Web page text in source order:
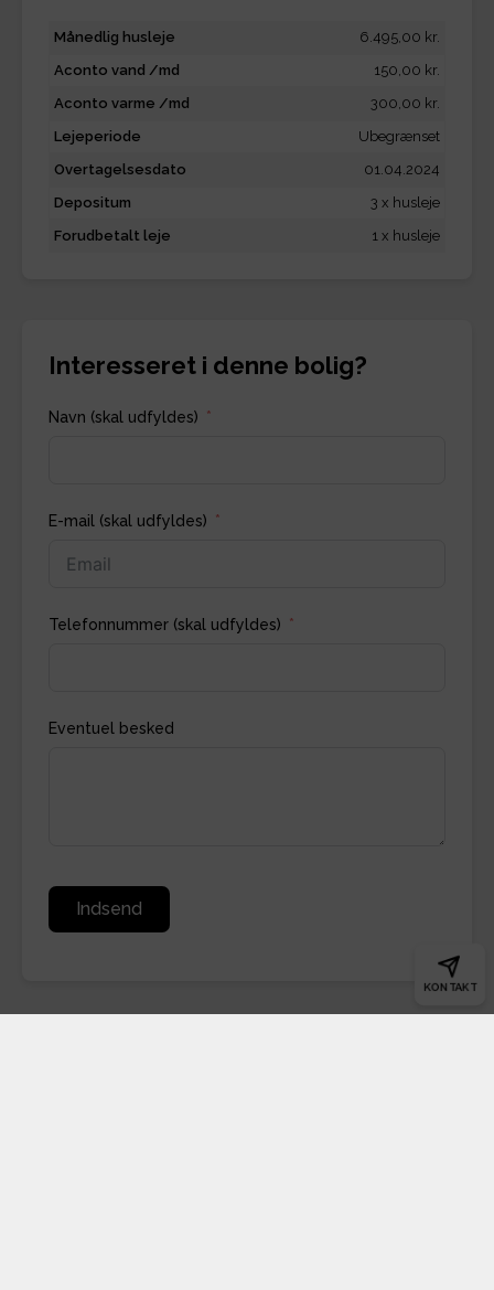
KONTAKT
Månedlig husleje
6.495,00 kr.
Aconto vand /md
150,00 kr.
Aconto varme /md
300,00 kr.
Lejeperiode
Ubegrænset
Overtagelsesdato
01.04.2024
Depositum
3 x husleje
Forudbetalt leje
1 x husleje
Interesseret i denne bolig?
Navn (skal udfyldes)
E-mail (skal udfyldes)
Telefonnummer (skal udfyldes)
Eventuel besked
Indsend